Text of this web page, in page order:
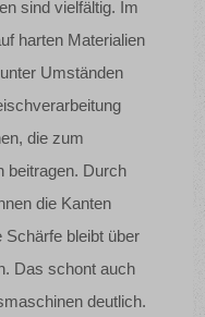
sind vielfältig. Im
harten Materialien
Umständen
die zum
beitragen. Durch
die Kanten
Schärfe bleibt über
Das schont auch
deutlich.